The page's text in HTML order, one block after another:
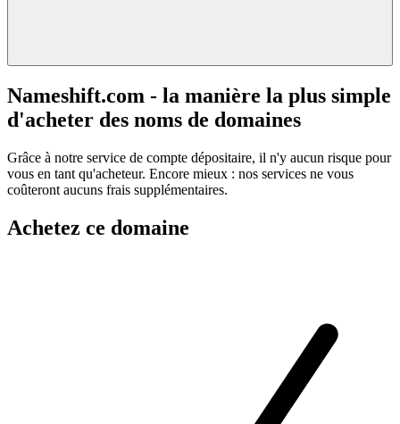
Nameshift.com - la manière la plus simple
d'acheter des noms de domaines
Grâce à notre service de compte dépositaire, il n'y aucun risque pour
vous en tant qu'acheteur. Encore mieux : nos services ne vous
coûteront aucuns frais supplémentaires.
Achetez ce domaine